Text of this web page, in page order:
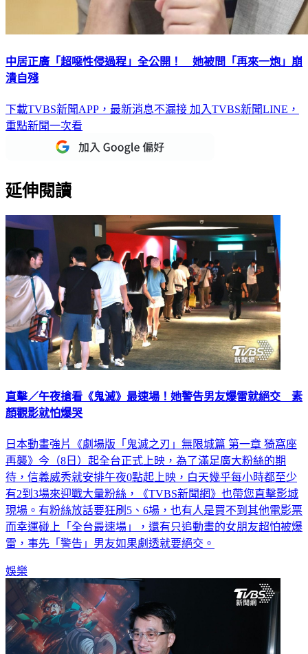
中居正廣「超噁性侵過程」全公開！ 她被問「再來一炮」崩
下載TVBS新聞APP，最新消息不漏接
重點新聞一次看
直擊／午夜搶看《鬼滅》最速場！她警告男友爆雷就絕交 素
日本動畫強片《劇場版「鬼滅之刃」無限城篇 第一章 猗窩座
再襲》今（8日）起全台正式上映，為了滿足廣大粉絲的期
待，信義威秀就安排午夜0點起上映，白天幾乎每小時都至少
有2到3場來迎戰大量粉絲，《TVBS新聞網》也帶您直擊影城
現場。有粉絲放話要狂刷5、6場，也有人是買不到其他電影票
而幸運碰上「全台最速場」，還有只追動畫的女朋友超怕被爆
娛樂